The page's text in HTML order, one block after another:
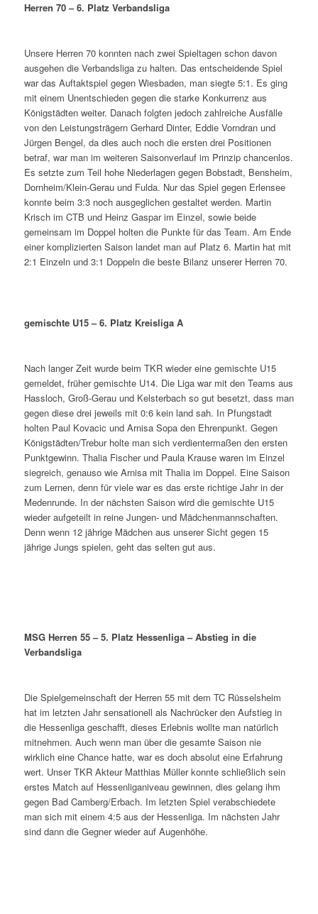
Herren 70 – 6. Platz Verbandsliga
Unsere Herren 70 konnten nach zwei Spieltagen schon davon
ausgehen die Verbandsliga zu halten. Das entscheidende Spiel
war das Auftaktspiel gegen Wiesbaden, man siegte 5:1. Es ging
mit einem Unentschieden gegen die starke Konkurrenz aus
Königstädten weiter. Danach folgten jedoch zahlreiche Ausfälle
von den Leistungsträgern Gerhard Dinter, Eddie Vorndran und
Jürgen Bengel, da dies auch noch die ersten drei Positionen
betraf, war man im weiteren Saisonverlauf im Prinzip chancenlos.
Es setzte zum Teil hohe Niederlagen gegen Bobstadt, Bensheim,
Dornheim/Klein-Gerau und Fulda. Nur das Spiel gegen Erlensee
konnte beim 3:3 noch ausgeglichen gestaltet werden. Martin
Krisch im CTB und Heinz Gaspar im Einzel, sowie beide
gemeinsam im Doppel holten die Punkte für das Team. Am Ende
einer komplizierten Saison landet man auf Platz 6. Martin hat mit
2:1 Einzeln und 3:1 Doppeln die beste Bilanz unserer Herren 70.
gemischte U15 – 6. Platz Kreisliga A
Nach langer Zeit wurde beim TKR wieder eine gemischte U15
gemeldet, früher gemischte U14. Die Liga war mit den Teams aus
Hassloch, Groß-Gerau und Kelsterbach so gut besetzt, dass man
gegen diese drei jeweils mit 0:6 kein land sah. In Pfungstadt
holten Paul Kovacic und Arnisa Sopa den Ehrenpunkt. Gegen
Königstädten/Trebur holte man sich verdientermaßen den ersten
Punktgewinn. Thalia Fischer und Paula Krause waren im Einzel
siegreich, genauso wie Arnisa mit Thalia im Doppel. Eine Saison
zum Lernen, denn für viele war es das erste richtige Jahr in der
Medenrunde. In der nächsten Saison wird die gemischte U15
wieder aufgeteilt in reine Jungen- und Mädchenmannschaften.
Denn wenn 12 jährige Mädchen aus unserer Sicht gegen 15
jährige Jungs spielen, geht das selten gut aus.
MSG Herren 55 – 5. Platz Hessenliga – Abstieg in die
Verbandsliga
Die Spielgemeinschaft der Herren 55 mit dem TC Rüsselsheim
hat im letzten Jahr sensationell als Nachrücker den Aufstieg in
die Hessenliga geschafft, dieses Erlebnis wollte man natürlich
mitnehmen. Auch wenn man über die gesamte Saison nie
wirklich eine Chance hatte, war es doch absolut eine Erfahrung
wert. Unser TKR Akteur Matthias Müller konnte schließlich sein
erstes Match auf Hessenliganiveau gewinnen, dies gelang ihm
gegen Bad Camberg/Erbach. Im letzten Spiel verabschiedete
man sich mit einem 4:5 aus der Hessenliga. Im nächsten Jahr
sind dann die Gegner wieder auf Augenhöhe.